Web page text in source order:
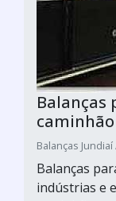
Balanças
Balanças
Balanças
indústrias e